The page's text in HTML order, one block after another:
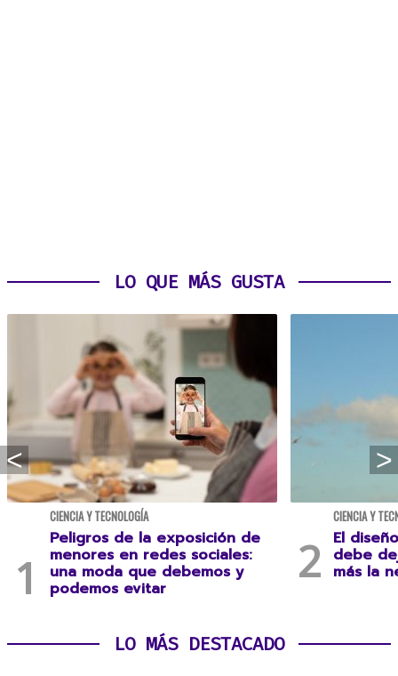
LO QUE MÁS GUSTA
CIENCIA Y TECNOLOGÍA
Peligros de la exposición de
menores en redes sociales:
una moda que debemos y
podemos evitar
CIENCIA Y
El
debe
más la
LO MÁS DESTACADO